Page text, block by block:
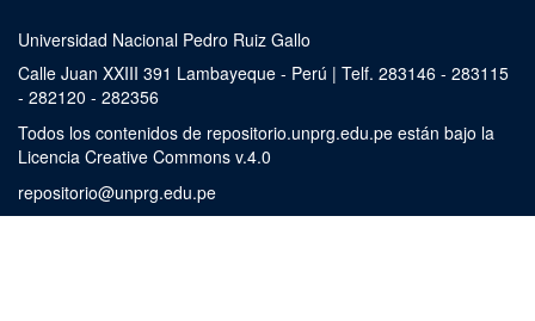
Universidad Nacional Pedro Ruiz Gallo
Calle Juan XXIII 391 Lambayeque - Perú | Telf. 283146 - 283115
- 282120 - 282356
Todos los contenidos de repositorio.unprg.edu.pe están bajo la
Licencia Creative Commons v.4.0
repositorio@unprg.edu.pe